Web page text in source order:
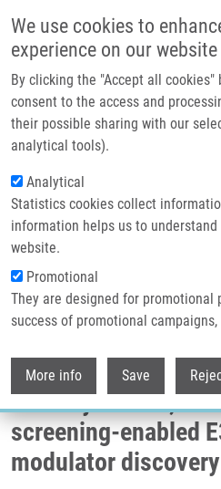
We use cookies to
experience on our website
By clicking the "Accept all
consent to the access and
their possible sharing with our
analytical tools).
Analytical
Statistics cookies collect
information helps us to
website.
Promotional
They are designed for promotional
success of promotional campaigns,
More info Save
Header image
Drobečková navigace
Domů
Direct-to-biology, Automated, Nano-
Screening-enabled E3 Ligase Modulator
Direct-to-biology,
scale synthesis,
screening-enabled
modulator discovery